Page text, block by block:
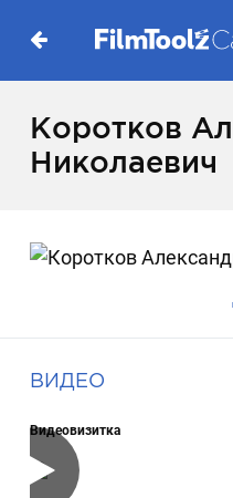
Коротков
Николаевич
ВИДЕО
Видеовизитка